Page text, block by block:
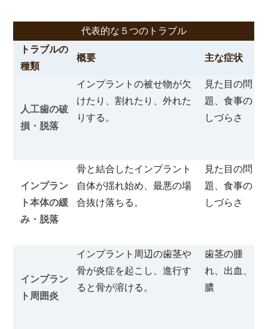
代表的な５つのトラブル
トラブルの
種類
概要 主な症状
人工歯の破
損・脱落
インプラントの被せ物が欠
けたり、割れたり、外れた
りする。
見た目の問
題、食事の
しづらさ
インプラン
ト本体の緩
み・脱落
骨と結合したインプラント
自体が揺れ始め、最悪の場
合抜け落ちる。
見た目の問
題、食事の
しづらさ
インプラン
ト周囲炎
インプラント周辺の歯茎や
骨が炎症を起こし、進行す
ると骨が溶ける。
歯茎の腫
れ、出血、
膿